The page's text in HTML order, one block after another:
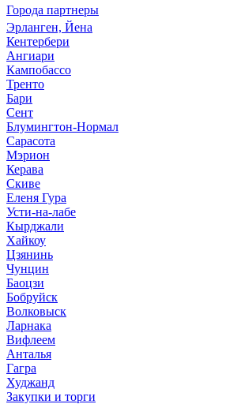
Города партнеры
Эрланген, Йена
Кентербери
Ангиари
Кампобассо
Тренто
Бари
Сент
Блумингтон-Нормал
Сарасота
Мэрион
Керава
Скиве
Еленя Гура
Усти-на-лабе
Кырджали
Хайкоу
Цзянинь
Чунцин
Баоцзи
Бобруйск
Волковыск
Ларнака
Вифлеем
Анталья
Гагра
Худжанд
Закупки и торги